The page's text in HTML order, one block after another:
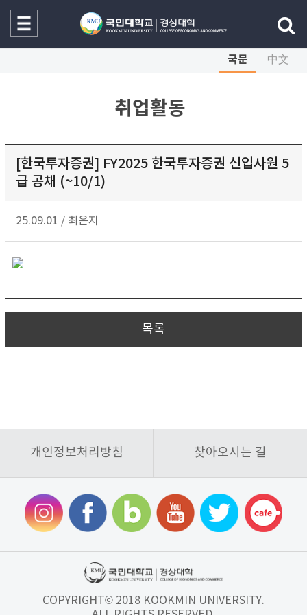
국문 中文
취업활동
[한국투자증권] FY2025 한국투자증권 신입사원 5
급 공채 (~10/1)
25.09.01 / 최은지
목록
개인정보처리방침 찾아오시는 길
COPYRIGHT© 2018 KOOKMIN UNIVERSITY.